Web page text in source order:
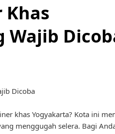
Wajib
Dicoba
khas Yogyakarta? Kota ini
menggugah selera. Bagi